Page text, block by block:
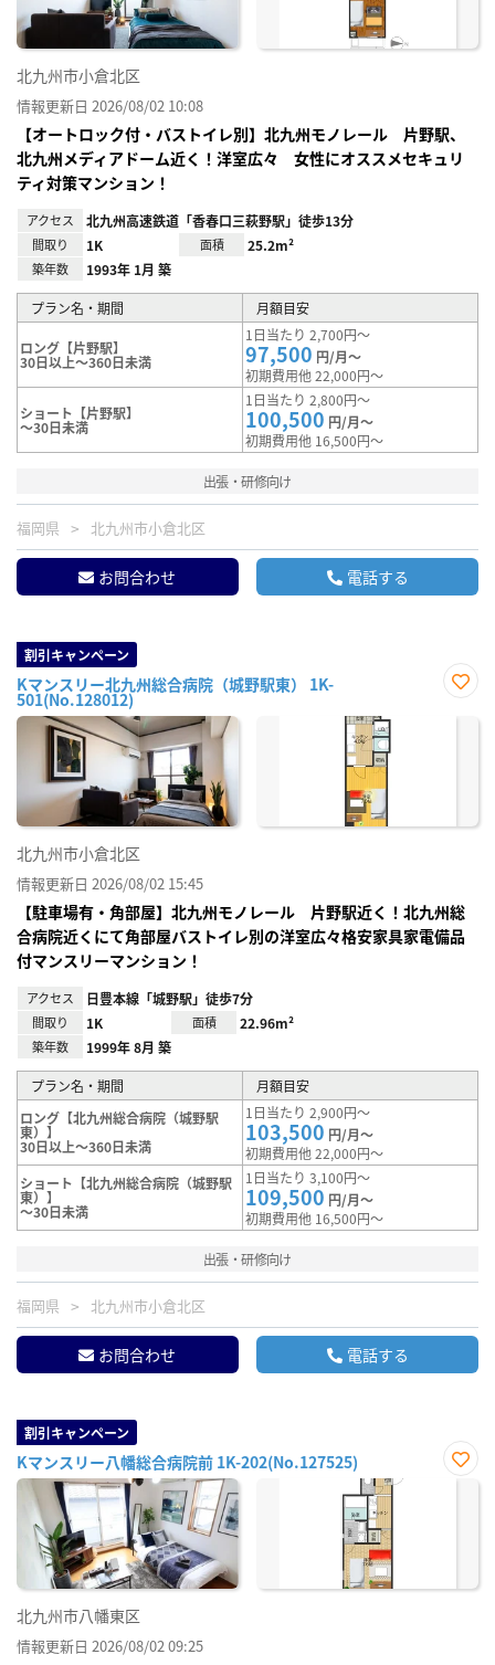
北九州市小倉北区
情報更新日 2026/08/02 10:08
【オートロック付・バストイレ別】北九州モノレール 片野駅、
北九州メディアドーム近く！洋室広々 女性にオススメセキュリ
ティ対策マンション！
アクセス 北九州高速鉄道「香春口三萩野駅」徒歩13分
間取り 1K 面積 25.2m²
築年数 1993年 1月 築
プラン名・期間 月額目安
ロング【片野駅】
30日以上～360日未満
1日当たり 2,700円～
97,500 円/月～
初期費用他 22,000円～
ショート【片野駅】
～30日未満
1日当たり 2,800円～
100,500 円/月～
初期費用他 16,500円～
出張・研修向け
福岡県 北九州市小倉北区
お問合わせ 電話する
割引キャンペーン
Kマンスリー北九州総合病院（城野駅東） 1K-
501(No.128012)
に入
北九州市小倉北区
情報更新日 2026/08/02 15:45
【駐車場有・角部屋】北九州モノレール 片野駅近く！北九州総
合病院近くにて角部屋バストイレ別の洋室広々格安家具家電備品
付マンスリーマンション！
アクセス 日豊本線「城野駅」徒歩7分
間取り 1K 面積 22.96m²
築年数 1999年 8月 築
プラン名・期間
月額目安
ロング【北九州総合病院（城野駅
東）】
30日以上～360日未満
1日当たり 2,900円～
103,500 円/月～
初期費用他 22,000円～
ショート【北九州総合病院（城野駅
東）】
～30日未満
1日当たり 3,100円～
109,500 円/月～
初期費用他 16,500円～
出張・研修向け
福岡県 北九州市小倉北区
お問合わせ 電話する
割引キャンペーン
Kマンスリー八幡総合病院前 1K-202(No.127525)
お気
北九州市八幡東区
情報更新日 2026/08/02 09:25